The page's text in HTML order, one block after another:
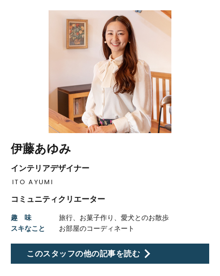
伊藤あゆみ
インテリアデザイナー
ITO AYUMI
コミュニティクリエーター
趣 味
旅行、お菓子作り、愛犬とのお散歩
スキなこと
お部屋のコーディネート
このスタッフの他の記事を読む